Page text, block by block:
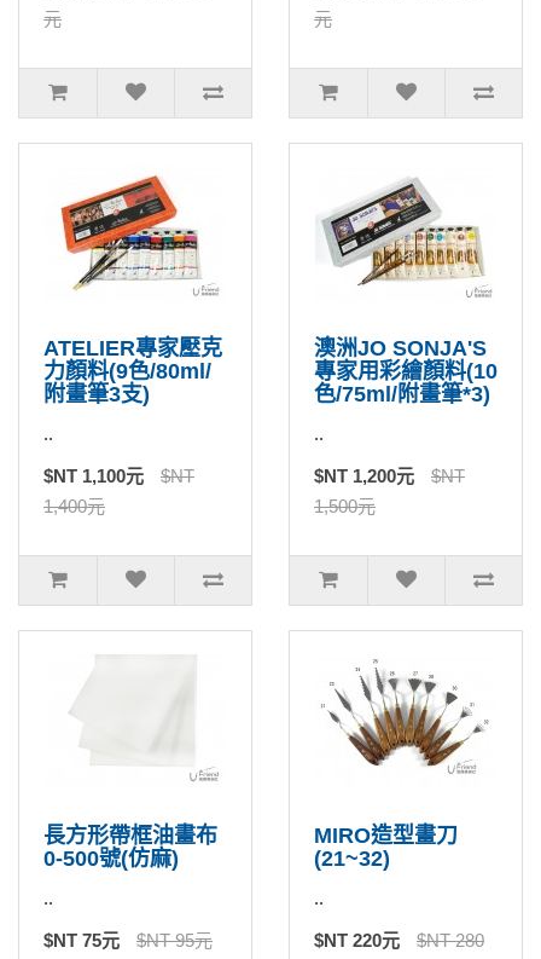
元
元
ATELIER專家壓克
力顏料(9色/80ml/
附畫筆3支)
..
$NT 1,100元
$NT
1,400元
澳洲JO SONJA'S
專家用彩繪顏料(10
色/75ml/附畫筆*3)
..
$NT 1,200元
$NT
1,500元
長方形帶框油畫布
0-500號(仿麻)
..
$NT 75元 $NT 95元
MIRO造型畫刀
(21~32)
..
$NT 220元
$NT 280